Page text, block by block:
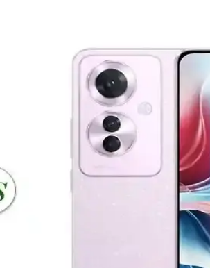
Hangi telefon sizin
zeka ve katlanabilir ekranlar gibi
3000 mAh batarya ile günlük kullanım için
karşılaştırılarak kullanıcıların tercihini